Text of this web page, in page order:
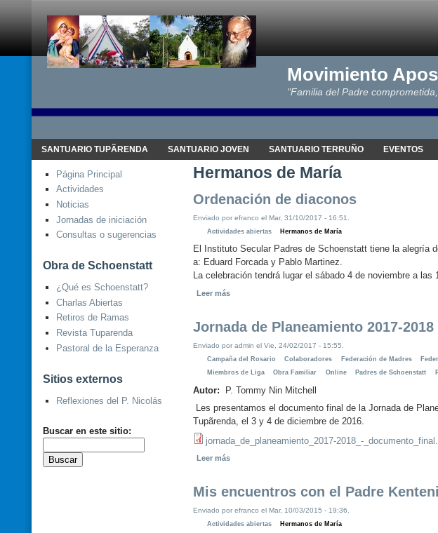
Movimiento
"Familia del Padre
SANTUARIO TUPÃRENDA SANTUARIO JOVEN SANTUARIO TERRUÑO EVENTOS
Página Principal
Actividades
Noticias
Jornadas de iniciación
Consultas o sugerencias
Obra de Schoenstatt
¿Qué es Schoenstatt?
Charlas Abiertas
Retiros de Ramas
Revista Tuparenda
Pastoral de la Esperanza
Sitios externos
Reflexiones del P. Nicolás
Buscar en este sitio:
Hermanos de María
Ordenación de diaconos
Enviado por efranco el Mar, 31/10/2017 - 16:51.
Actividades abiertas
Hermanos de María
El Instituto Secular Padres de Schoenstatt tiene la alegría
a: Eduard Forcada y Pablo Martinez.
La celebración tendrá lugar el sábado 4 de noviembre a
Leer más
Jornada de Planeamiento 2017-2018
Enviado por admin el Vie, 24/02/2017 - 15:55.
Campaña del Rosario
Colaboradores Federación de Madres
Miembros de Liga
Obra Familiar Online Padres de Schoenstatt
Autor:
P. Tommy Nin Mitchell
Les presentamos el documento final de la Jornada de
Tupãrenda, el 3 y 4 de diciembre de 2016.
jornada_de_planeamiento_2017-2018_-
Leer más
Mis encuentros con el Padre
Enviado por efranco el Mar, 10/03/2015 - 19:36.
Actividades abiertas
Hermanos de María